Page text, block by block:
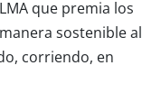
que premia los
sostenible al
corriendo, en